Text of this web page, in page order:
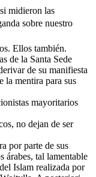
midieron las
sobre nuestro
Ellos también.
de la Santa Sede
de su manifiesta
la mentira para sus
mayoritarios
no dejan de ser
por parte de sus
árabes, tal lamentable
Islam realizada por